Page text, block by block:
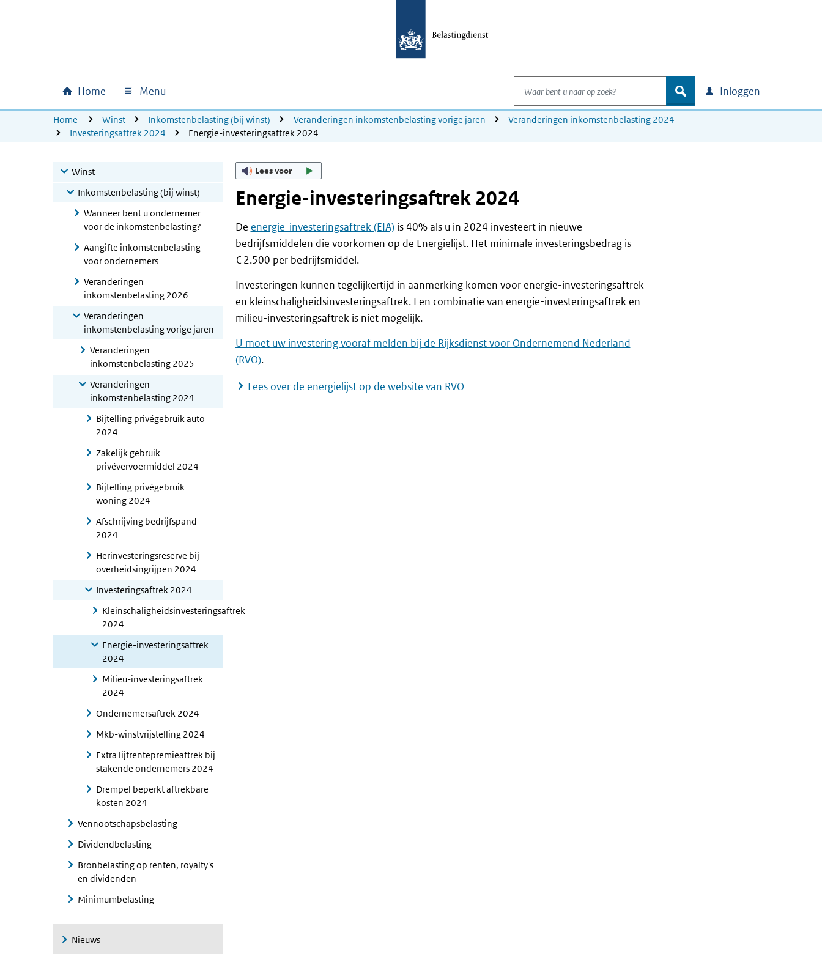
Hoofdnavigatie
Home Menu
Waar bent u naar op zoek?
zoek Inloggen
U bevindt zich hier:
Home Winst Inkomstenbelasting (bij winst) Veranderingen inkomstenbelasting vorige jaren
Veranderingen inkomstenbelasting 2024
Investeringsaftrek 2024
Energie-investeringsaftrek 2024
Winst
Inkomstenbelasting (bij winst)
Wanneer bent u ondernemer
voor de inkomstenbelasting?
Aangifte inkomstenbelasting
voor ondernemers
Veranderingen
inkomstenbelasting 2026
Veranderingen
inkomstenbelasting vorige jaren
Veranderingen
inkomstenbelasting 2025
Veranderingen
inkomstenbelasting 2024
Bijtelling privégebruik auto
2024
Zakelijk gebruik
privévervoermiddel 2024
Bijtelling privégebruik
woning 2024
Afschrijving bedrijfspand
2024
Herinvesteringsreserve bij
overheidsingrijpen 2024
Investeringsaftrek 2024
Kleinschaligheidsinvesteringsaftrek
2024
Energie-investeringsaftrek
2024
Milieu-investeringsaftrek
2024
Ondernemersaftrek 2024
Mkb-winstvrijstelling 2024
Extra lijfrentepremieaftrek bij
stakende ondernemers 2024
Drempel beperkt aftrekbare
kosten 2024
Vennootschapsbelasting
Dividendbelasting
Bronbelasting op renten, royalty's
en dividenden
Minimumbelasting
Nieuws
Lees voor
Energie-investeringsaftrek 2024
De energie-investeringsaftrek (EIA)is 40% als u in 2024 investeert in nieuwe
bedrijfsmiddelen die voorkomen op de Energielijst. Het minimale investeringsbedrag is
€ 2.500 per bedrijfsmiddel.
Investeringen kunnen tegelijkertijd in aanmerking komen voor energie-investeringsaftrek
en kleinschaligheidsinvesteringsaftrek. Een combinatie van energie-investeringsaftrek en
milieu-investeringsaftrek is niet mogelijk.
U moet uw investering vooraf melden bij de Rijksdienst voor Ondernemend Nederland
(RVO).
Lees over de energielijst op de website van RVO